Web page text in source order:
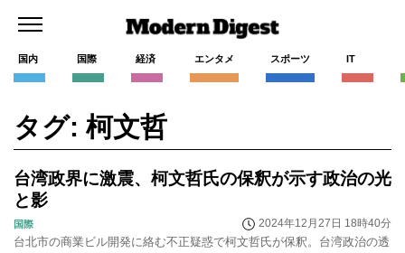
国内 国際 経済 エンタメ スポーツ IT
タグ: 柯文哲
台湾政界に激震、柯文哲氏の保釈が示す政治の光
と影
国際 2024年12月27日 18時40分
台北市の商業ビル開発に絡む不正疑惑で柯文哲氏が保釈。台湾政治の透